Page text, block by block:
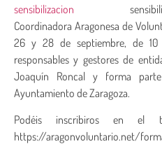
Coordinadora Aragonesa de
26 y 28 de septiembre, de
responsables y gestores de
Joaquín Roncal y forma
Ayuntamiento de Zaragoza.
Podéis inscribiros en el
https://aragonvoluntario.net/